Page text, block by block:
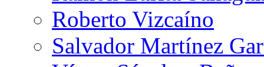
Roberto Vizcaíno
Salvador Martínez